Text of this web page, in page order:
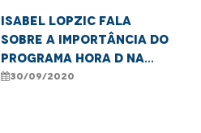
Isabel Lopzic fala
sobre a importância do
programa Hora D na
luta contra a
30/09/2020